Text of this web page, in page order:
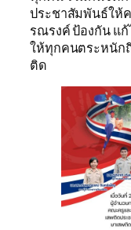
ประชาสัมพันธ์ให้
รณรงค์ ป้องกัน แ
ให้ทุกคนตระหนัก
ติด